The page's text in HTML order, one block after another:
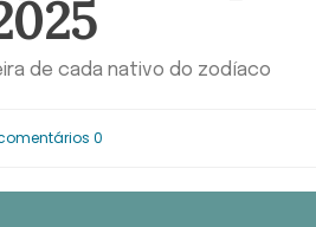
de cada nativo do zodíaco
0